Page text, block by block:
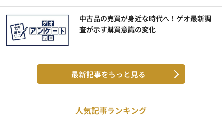
中古品の売買が身近な時代へ！ゲオ最新調
査が示す購買意識の変化
最新記事をもっと見る
人気記事ランキング